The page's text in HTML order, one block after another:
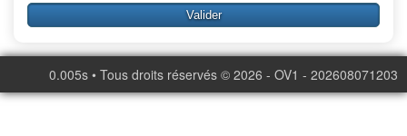
0.005s • Tous droits réservés © 2026 - OV1 - 202608071203